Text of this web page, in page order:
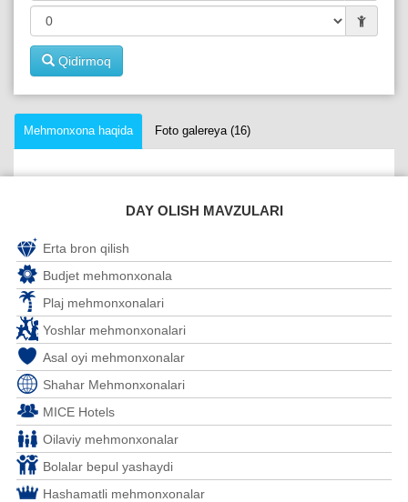
Qidirmoq
Mehmonxona haqida Foto galereya (16)
DAY OLISH MAVZULARI
Erta bron qilish
Budjet mehmonxonala
Plaj mehmonxonalari
Yoshlar mehmonxonalari
Asal oyi mehmonxonalar
Shahar Mehmonxonalari
MICE Hotels
Oilaviy mehmonxonalar
Bolalar bepul yashaydi
Hashamatli mehmonxonalar